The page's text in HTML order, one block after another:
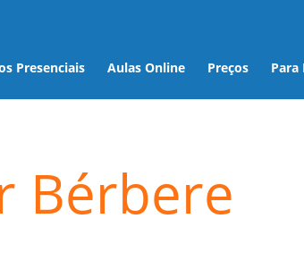
Presenciais Aulas Online Preços Para
Bérbere